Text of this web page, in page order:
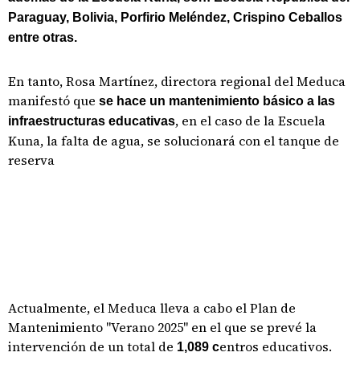
Paraguay, Bolivia, Porfirio Meléndez, Crispino Ceballos
entre otras.
En tanto, Rosa Martínez, directora regional del Meduca
manifestó que se hace un mantenimiento básico a las
infraestructuras educativas, en el caso de la Escuela
Kuna, la falta de agua, se solucionará con el tanque de
reserva
Actualmente, el Meduca lleva a cabo el Plan de
Mantenimiento "Verano 2025" en el que se prevé la
intervención de un total de 1,089 centros educativos.